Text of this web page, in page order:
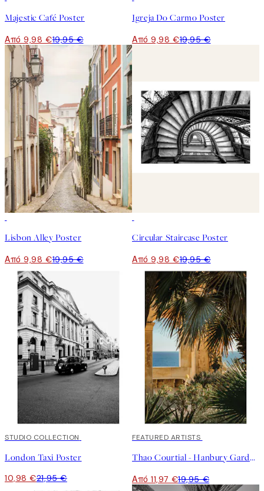
Majestic Café Poster
Από 9,98 €19,95 €
Igreja Do Carmo Poster
Από 9,98 €19,95 €
Lisbon Alley Poster
Από 9,98 €19,95 €
Circular Staircase Poster
Από 9,98 €19,95 €
50%*
STUDIO COLLECTION
London Taxi Poster
10,98 €21,95 €
40%*
FEATURED ARTISTS
Thao Courtial - Hanbury Garden No1 Poster
Από 11,97 €19,95 €